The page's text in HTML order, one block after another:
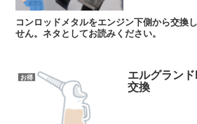
コンロッドメタルをエンジン下側から交換
せん。ネタとしてお読みください。
お得 エルグラン
交換